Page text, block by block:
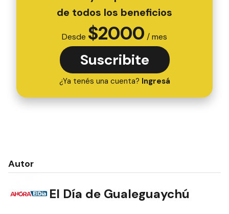
de todos los beneficios
Desde $2000 / mes
Suscribite
¿Ya tenés una cuenta? Ingresá
Autor
El Día de Gualeguaychú